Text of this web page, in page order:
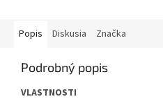
Popis Diskusia Značka
Podrobný popis
VLASTNOSTI